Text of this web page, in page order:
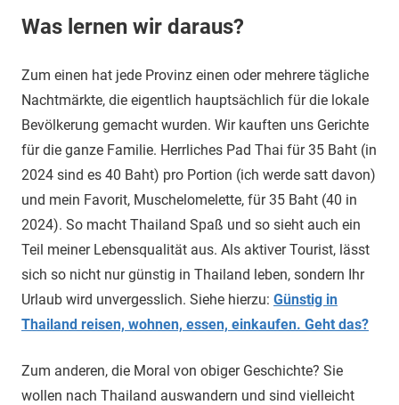
Was lernen wir daraus?
Zum einen hat jede Provinz einen oder mehrere tägliche
Nachtmärkte, die eigentlich hauptsächlich für die lokale
Bevölkerung gemacht wurden. Wir kauften uns Gerichte
für die ganze Familie. Herrliches Pad Thai für 35 Baht (in
2024 sind es 40 Baht) pro Portion (ich werde satt davon)
und mein Favorit, Muschelomelette, für 35 Baht (40 in
2024). So macht Thailand Spaß und so sieht auch ein
Teil meiner Lebensqualität aus. Als aktiver Tourist, lässt
sich so nicht nur günstig in Thailand leben, sondern Ihr
Urlaub wird unvergesslich. Siehe hierzu: Günstig in
Thailand reisen, wohnen, essen, einkaufen. Geht das?
Zum anderen, die Moral von obiger Geschichte? Sie
wollen nach Thailand auswandern und sind vielleicht